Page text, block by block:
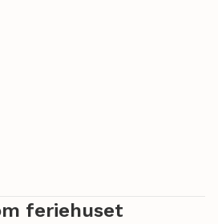
feriehuset